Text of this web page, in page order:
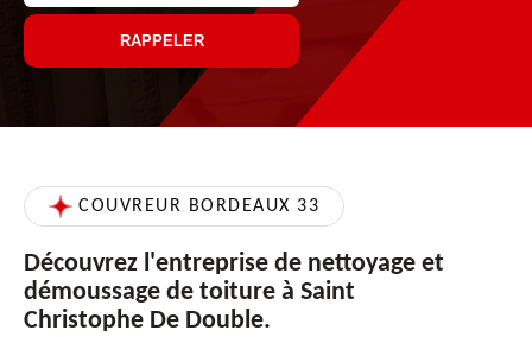
COUVREUR BORDEAUX 33
Découvrez l'entreprise de nettoyage et
démoussage de toiture à Saint
Christophe De Double.